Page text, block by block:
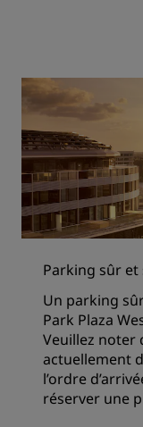
Parking sûr et
Un parking
Park Plaza
Veuillez noter
actuellement
l’ordre
réserver une